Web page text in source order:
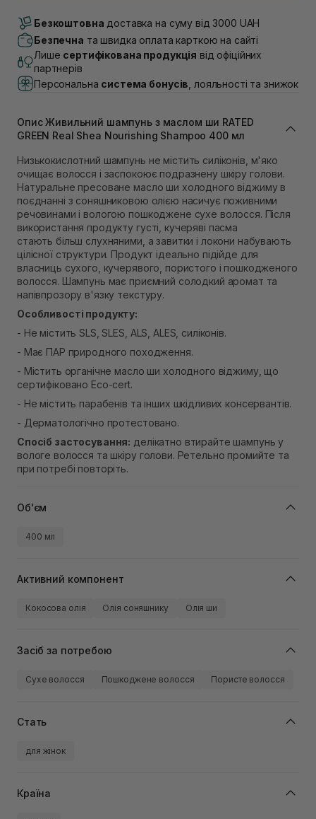
В наявності
Самовивіз м. Луцьк, вул. Винниченка 4
В наявності
Самовивіз м. Львів, вул. Академіка Підстригача, 1В
(Duck’s Lake)
В наявності
В наявності
Самовивіз м. Львів, вул. Степана Бандери 45
Самовивіз м. Рівне, вул. 16-го Липня, 15
В наявності
Самовивіз м. Рівне, вул. Кулика і Гудачека 23 (ТЦ
Екватор)
В наявності
Безкоштовна доставка на суму від 3000 UAH
Безпечна та швидка оплата карткою на сайті
Лише сертифікована продукція від офіційних
партнерів
Персональна система бонусів , лояльності та знижок
Опис Живильний шампунь з маслом ши RATED
GREEN Real Shea Nourishing Shampoo 400 мл
Низькокислотний шампунь не містить силіконів, м'яко
очищає волосся і заспокоює подразнену шкіру голови.
Натуральне пресоване масло ши холодного віджиму в
поєднанні з соняшниковою олією насичує поживними
речовинами і вологою пошкоджене сухе волосся. Після
використання продукту густі, кучеряві пасма
стають більш слухняними, а завитки і локони набувають
цілісної структури. Продукт ідеально підійде для
власниць сухого, кучерявого, пористого і пошкодженого
волосся. Шампунь має приємний солодкий аромат та
напівпрозору в'язку текстуру.
Особливості продукту:
- Не містить SLS, SLES, ALS, ALES, силіконів.
- Має ПАР природного походження.
- Містить органічне масло ши холодного віджиму, що
сертифіковано Eco-cert.
- Не містить парабенів та інших шкідливих консервантів.
- Дерматологічно протестовано.
Спосіб застосування: делікатно втирайте шампунь у
вологе волосся та шкіру голови. Ретельно промийте та
при потребі повторіть.
Об'єм
400 мл
Активний компонент
Кокосова олія Олія соняшнику Олія ши
Засіб за потребою
Сухе волосся Пошкоджене волосся Пористе волосся
Стать
для жінок
Країна